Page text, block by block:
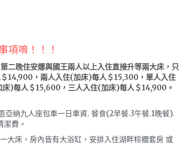
項唷！！！
二晚住安娜與國王兩人以上入住直接升等兩大床，只
14,900，兩人入住(加床)每人＄15,300，單人入住
)每人＄15,600，三人入住(加床)每人＄14,900。
納九人座包車一日車資. 餐食(2早餐.3午餐.1晚餐).
費。
床，房內皆有大浴缸，安排入住湖畔棕櫚套房 或